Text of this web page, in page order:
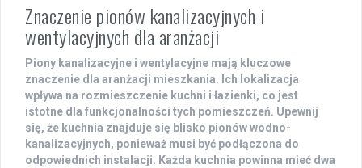
Znaczenie pionów kanalizacyjnych i
wentylacyjnych dla aranżacji
Piony kanalizacyjne i wentylacyjne mają kluczowe
znaczenie dla aranżacji mieszkania. Ich lokalizacja
wpływa na rozmieszczenie kuchni i łazienki, co jest
istotne dla funkcjonalności tych pomieszczeń. Upewnij
się, że kuchnia znajduje się blisko pionów wodno-
kanalizacyjnych, ponieważ musi być podłączona do
odpowiednich instalacji. Każda kuchnia powinna mieć dwa